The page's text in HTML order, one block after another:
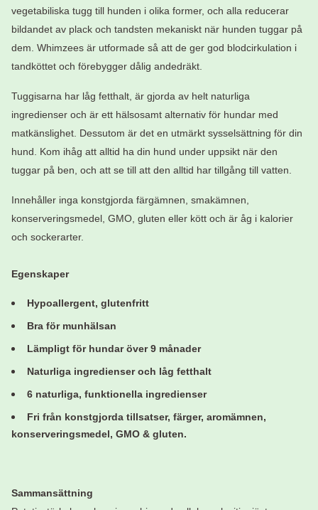
vegetabiliska tugg till hunden i olika former, och alla reducerar
bildandet av plack och tandsten mekaniskt när hunden tuggar på
dem. Whimzees är utformade så att de ger god blodcirkulation i
tandköttet och förebygger dålig andedräkt.
Tuggisarna har låg fetthalt, är gjorda av helt naturliga
ingredienser och är ett hälsosamt alternativ för hundar med
matkänslighet. Dessutom är det en utmärkt sysselsättning för din
hund. Kom ihåg att alltid ha din hund under uppsikt när den
tuggar på ben, och att se till att den alltid har tillgång till vatten.
Innehåller inga konstgjorda färgämnen, smakämnen,
konserveringsmedel, GMO, gluten eller kött och är åg i kalorier
och sockerarter.
Egenskaper
Hypoallergent, glutenfritt
Bra för munhälsan
Lämpligt för hundar över 9 månader
Naturliga ingredienser och låg fetthalt
6 naturliga, funktionella ingredienser
Fri från konstgjorda tillsatser, färger, aromämnen,
konserveringsmedel, GMO & gluten.
Sammansättning